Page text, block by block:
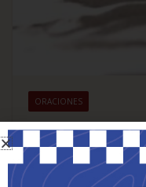
ORACIONES
Vía Crucis
2 de febrero de 2024